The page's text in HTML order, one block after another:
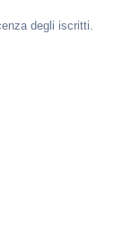
degli iscritti.